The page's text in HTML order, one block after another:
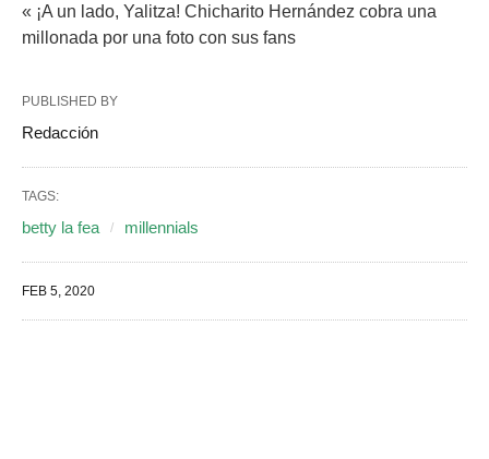
« ¡A un lado, Yalitza! Chicharito Hernández cobra una
millonada por una foto con sus fans
PUBLISHED BY
Redacción
TAGS:
betty la fea millennials
FEB 5, 2020